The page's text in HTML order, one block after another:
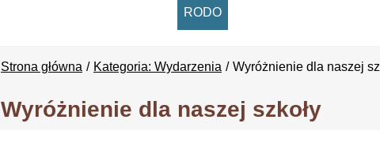
RODO
Strona główna Kategoria: Wydarzenia Wyróżnienie dla naszej
Wyróżnienie dla naszej szkoły